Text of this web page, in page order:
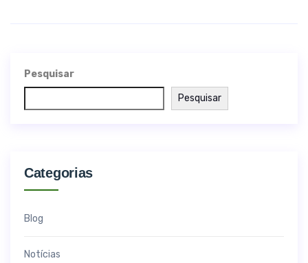
Pesquisar
Pesquisar
Categorias
Blog
Notícias